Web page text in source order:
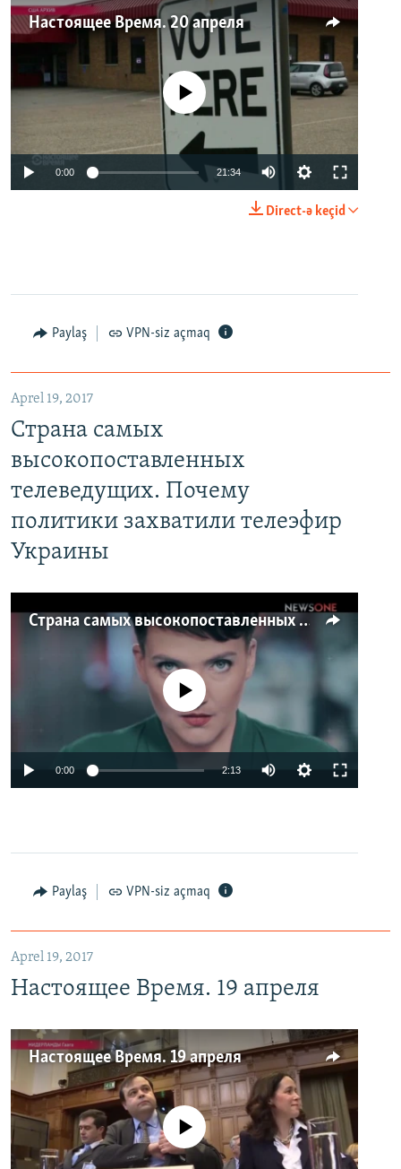
Настоящее Время. 20 апреля
No media source currently available
0:00 21:34
Direct-ə keçid
Paylaş VPN-siz açmaq
Aprel 19, 2017
Страна самых
высокопоставленных
телеведущих. Почему
политики захватили телеэфир
Украины
Страна самых высокопоставленных телеведущих. Почему политики захватили телеэфир Украины
No media source currently available
0:00 2:13
Paylaş VPN-siz açmaq
Aprel 19, 2017
Настоящее Время. 19 апреля
Настоящее Время. 19 апреля
No media source currently available